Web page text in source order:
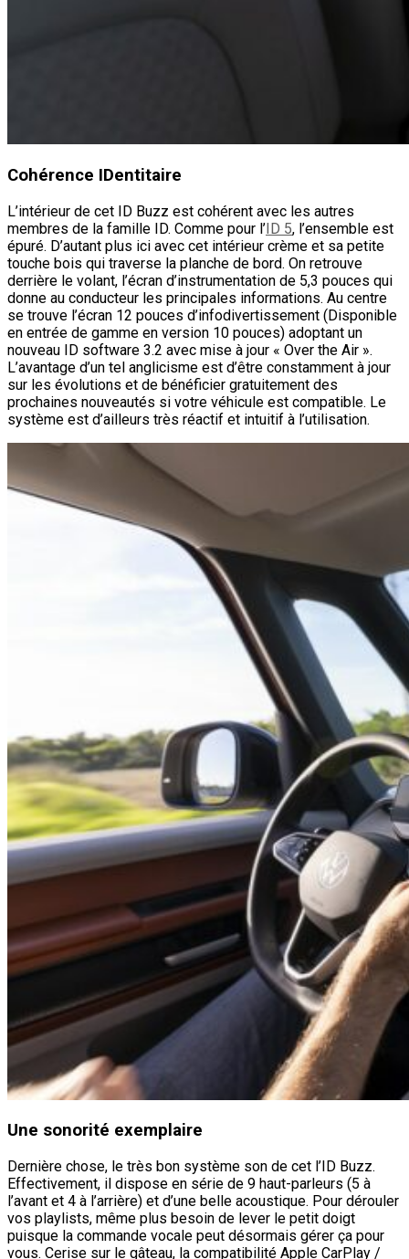
Cohérence IDentitaire
L’intérieur de cet ID Buzz est cohérent avec les autres
membres de la famille ID. Comme pour l’ID 5, l’ensemble est
épuré. D’autant plus ici avec cet intérieur crème et sa petite
touche bois qui traverse la planche de bord. On retrouve
derrière le volant, l’écran d’instrumentation de 5,3 pouces qui
donne au conducteur les principales informations. Au centre
se trouve l’écran 12 pouces d’infodivertissement (Disponible
en entrée de gamme en version 10 pouces) adoptant un
nouveau ID software 3.2 avec mise à jour « Over the Air ».
L’avantage d’un tel anglicisme est d’être constamment à jour
sur les évolutions et de bénéficier gratuitement des
prochaines nouveautés si votre véhicule est compatible. Le
système est d’ailleurs très réactif et intuitif à l’utilisation.
Une sonorité exemplaire
Dernière chose, le très bon système son de cet l’ID Buzz.
Effectivement, il dispose en série de 9 haut-parleurs (5 à
l’avant et 4 à l’arrière) et d’une belle acoustique. Pour dérouler
vos playlists, même plus besoin de lever le petit doigt
puisque la commande vocale peut désormais gérer ça pour
vous. Cerise sur le gâteau, la compatibilité Apple CarPlay /